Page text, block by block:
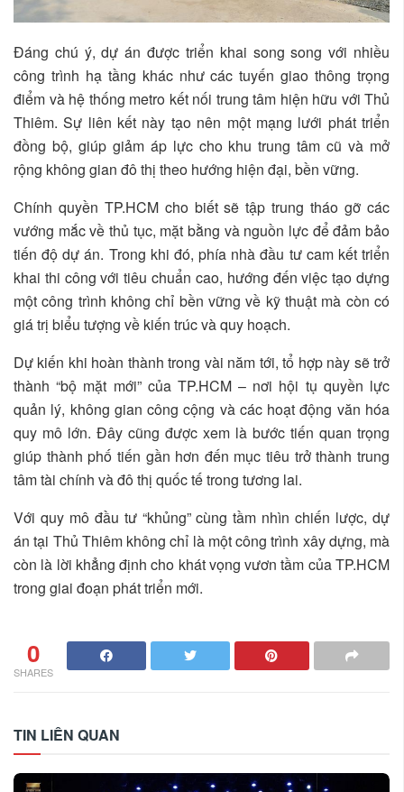
Đáng chú ý, dự án được triển khai song song với nhiều
công trình hạ tầng khác như các tuyến giao thông trọng
điểm và hệ thống metro kết nối trung tâm hiện hữu với Thủ
Thiêm. Sự liên kết này tạo nên một mạng lưới phát triển
đồng bộ, giúp giảm áp lực cho khu trung tâm cũ và mở
rộng không gian đô thị theo hướng hiện đại, bền vững.
Chính quyền TP.HCM cho biết sẽ tập trung tháo gỡ các
vướng mắc về thủ tục, mặt bằng và nguồn lực để đảm bảo
tiến độ dự án. Trong khi đó, phía nhà đầu tư cam kết triển
khai thi công với tiêu chuẩn cao, hướng đến việc tạo dựng
một công trình không chỉ bền vững về kỹ thuật mà còn có
giá trị biểu tượng về kiến trúc và quy hoạch.
Dự kiến khi hoàn thành trong vài năm tới, tổ hợp này sẽ trở
thành “bộ mặt mới” của TP.HCM – nơi hội tụ quyền lực
quản lý, không gian công cộng và các hoạt động văn hóa
quy mô lớn. Đây cũng được xem là bước tiến quan trọng
giúp thành phố tiến gần hơn đến mục tiêu trở thành trung
tâm tài chính và đô thị quốc tế trong tương lai.
Với quy mô đầu tư “khủng” cùng tầm nhìn chiến lược, dự
án tại Thủ Thiêm không chỉ là một công trình xây dựng, mà
còn là lời khẳng định cho khát vọng vươn tầm của TP.HCM
trong giai đoạn phát triển mới.
0
SHARES
TIN LIÊN QUAN